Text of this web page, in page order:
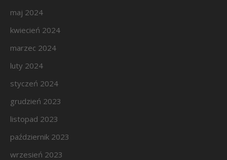
maj 2024
kwiecień 2024
marzec 2024
luty 2024
styczeń 2024
grudzień 2023
listopad 2023
październik 2023
wrzesień 2023